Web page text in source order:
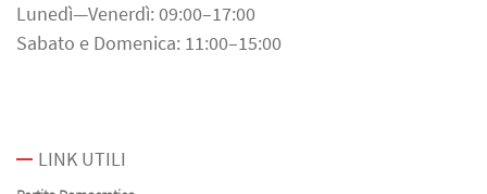
Lunedì—Venerdì: 09:00–17:00
Sabato e Domenica: 11:00–15:00
LINK UTILI